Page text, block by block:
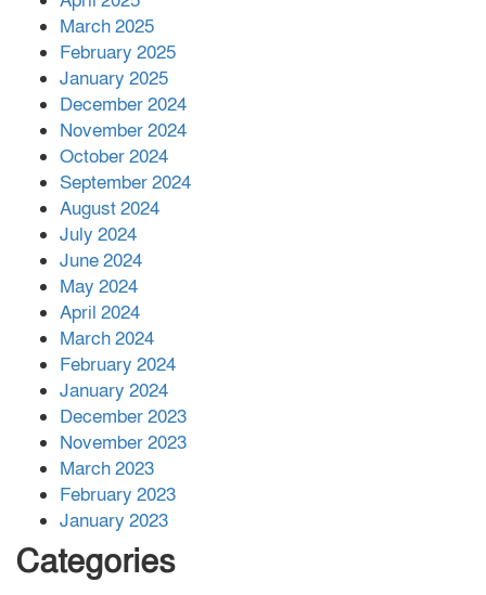
সহায়তা দিলেন সাচিং প্রু জেরী
March 2025
February 2025
January 2025
December 2024
November 2024
October 2024
September 2024
August 2024
July 2024
June 2024
May 2024
April 2024
March 2024
February 2024
January 2024
December 2023
November 2023
March 2023
February 2023
January 2023
Categories